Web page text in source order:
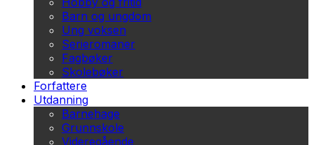
Barn og ungdom
Ung voksen
Serieromaner
Fagbøker
Skolebøker
Forfattere
Utdanning
Barnehage
Grunnskole
Videregående